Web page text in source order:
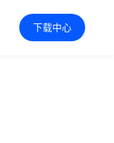
下载中心